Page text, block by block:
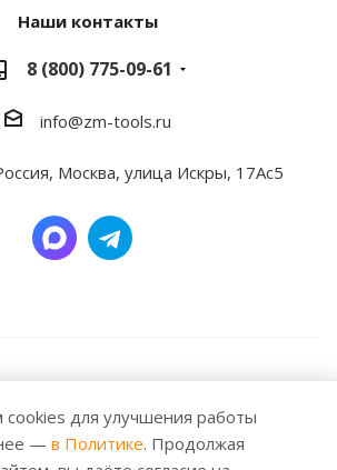
Наши контакты
8 (800) 775-09-61
info@zm-tools.ru
Москва, улица Искры, 17Ас5
Любое использование либо
или подборки материалов
для улучшения работы
— в Политике. Продолжая